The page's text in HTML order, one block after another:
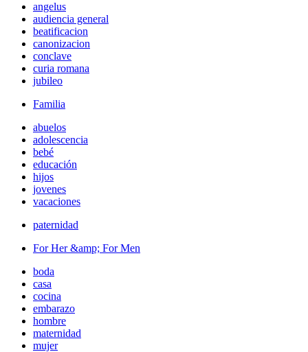
angelus
audiencia general
beatificacion
canonizacion
conclave
curia romana
jubileo
Familia
abuelos
adolescencia
bebé
educación
hijos
jovenes
vacaciones
paternidad
For Her &amp; For Men
boda
casa
cocina
embarazo
hombre
maternidad
mujer